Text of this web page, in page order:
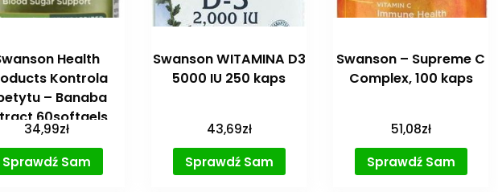
Health
Kontrola
– Banaba
60softgels
34,99zł
Sprawdź Sam
Swanson WITAMINA D3
5000 IU 250 kaps
43,69zł
Sprawdź Sam
Swanson – Supreme C
Complex, 100 kaps
51,08zł
Sprawdź Sam